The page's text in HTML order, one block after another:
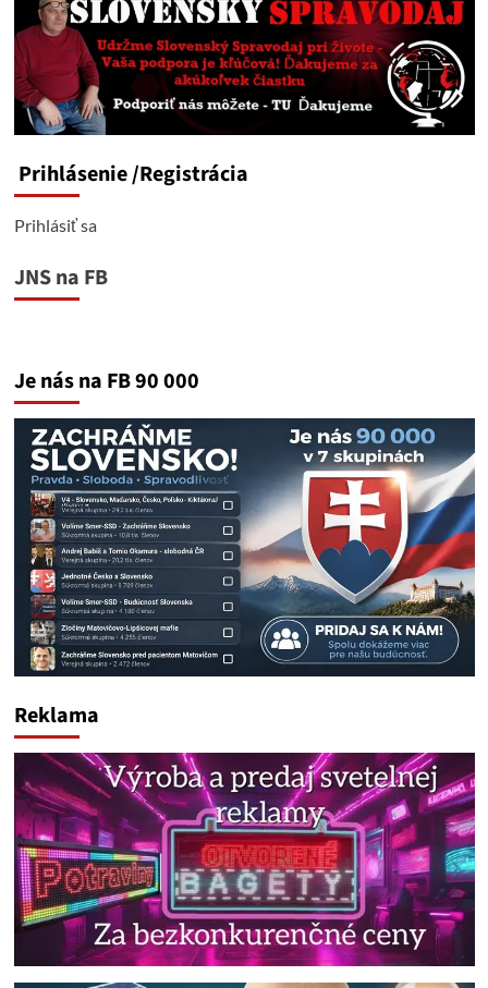
Prihlásenie/Registrácia
Prihlásiť sa
JNS na FB
Je nás na FB 90 000
Reklama